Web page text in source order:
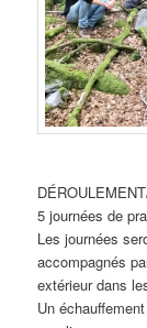
5 journées de
Les journées
accompagnés
extérieur dans
Un